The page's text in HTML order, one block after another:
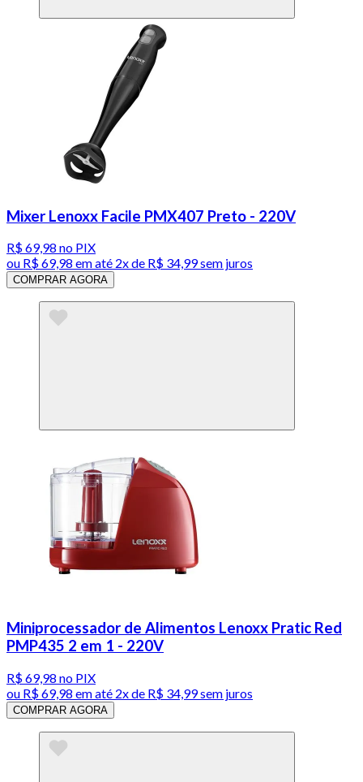
Mixer Lenoxx Facile PMX407 Preto - 220V
R$ 69,98 no PIX
ou R$ 69,98 em até 2x de R$ 34,99 sem juros
COMPRAR AGORA
Miniprocessador de Alimentos Lenoxx Pratic Red
PMP435 2 em 1 - 220V
R$ 69,98 no PIX
ou R$ 69,98 em até 2x de R$ 34,99 sem juros
COMPRAR AGORA